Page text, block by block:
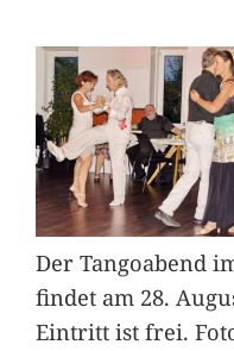
Der Tangoabend
findet am 28.
Eintritt ist frei.